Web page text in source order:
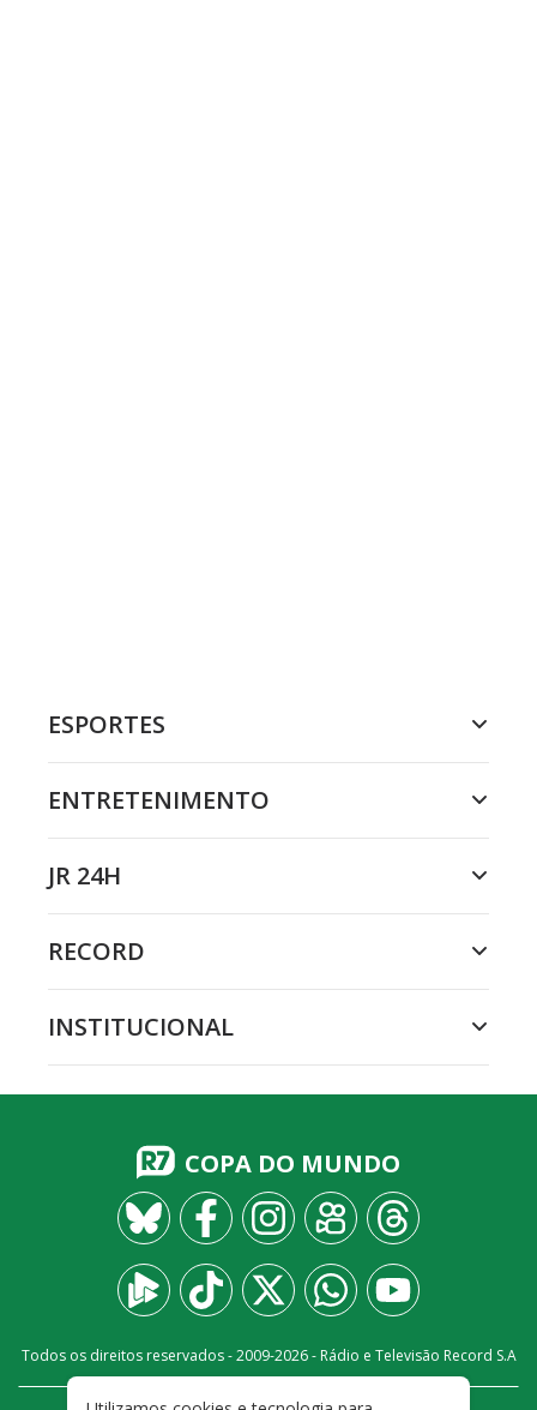
ESPORTES
ENTRETENIMENTO
JR 24H
RECORD
INSTITUCIONAL
COPA DO MUNDO
Todos os direitos reservados - 2009-2026- Rádio e Televisão Record S.A